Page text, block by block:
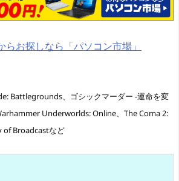
お探しなら「パソコン市場」
Battlegrounds、ゴシックマーダー -運命を変
Underworlds: Online、The Coma 2:
of Broadcastなど